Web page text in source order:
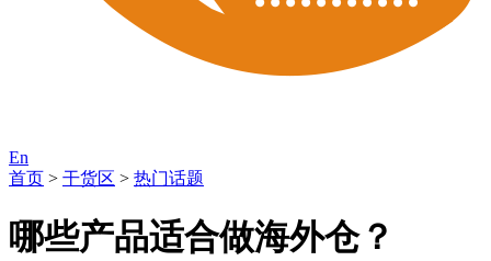
En
首页 > 干货区 > 热门话题
哪些产品适合做海外仓？